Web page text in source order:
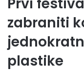
zabraniti
plastike